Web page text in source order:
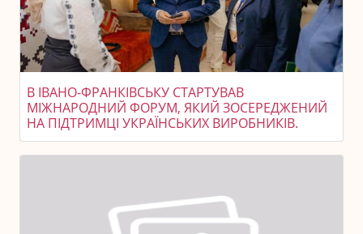
В ІВАНО-ФРАНКІВСЬКУ СТАРТУВАВ
МІЖНАРОДНИЙ ФОРУМ, ЯКИЙ ЗОСЕРЕДЖЕНИЙ
НА ПІДТРИМЦІ УКРАЇНСЬКИХ ВИРОБНИКІВ.